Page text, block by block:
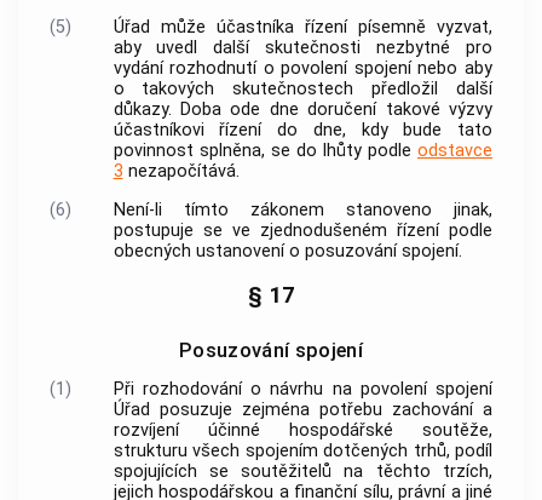
(5)
Úřad může účastníka řízení písemně vyzvat,
aby uvedl další skutečnosti nezbytné pro
vydání rozhodnutí o povolení spojení nebo aby
o takových skutečnostech předložil další
důkazy. Doba ode dne doručení takové výzvy
účastníkovi řízení do dne, kdy bude tato
povinnost splněna, se do lhůty podle odstavce
3 nezapočítává.
(6)
Není-li tímto zákonem stanoveno jinak,
postupuje se ve zjednodušeném řízení podle
obecných ustanovení o posuzování spojení.
§ 17
Posuzování spojení
(1)
Při rozhodování o návrhu na povolení spojení
Úřad posuzuje zejména potřebu zachování a
rozvíjení účinné hospodářské soutěže,
strukturu všech spojením dotčených trhů, podíl
spojujících sesoutěžitelů na těchto trzích,
jejich hospodářskou a finanční sílu, právní a jiné